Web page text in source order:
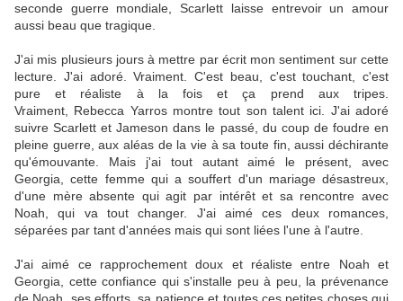
seconde guerre mondiale, Scarlett laisse entrevoir un amour
aussi beau que tragique.
J'ai mis plusieurs jours à mettre par écrit mon sentiment sur cette
lecture. J'ai adoré. Vraiment. C'est beau, c'est touchant, c'est
pure et réaliste à la fois et ça prend aux tripes.
Vraiment, Rebecca Yarros montre tout son talent ici. J'ai adoré
suivre Scarlett et Jameson dans le passé, du coup de foudre en
pleine guerre, aux aléas de la vie à sa toute fin, aussi déchirante
qu'émouvante. Mais j'ai tout autant aimé le présent, avec
Georgia, cette femme qui a souffert d'un mariage désastreux,
d'une mère absente qui agit par intérêt et sa rencontre avec
Noah, qui va tout changer. J'ai aimé ces deux romances,
séparées par tant d'années mais qui sont liées l'une à l'autre.
J'ai aimé ce rapprochement doux et réaliste entre Noah et
Georgia, cette confiance qui s'installe peu à peu, la prévenance